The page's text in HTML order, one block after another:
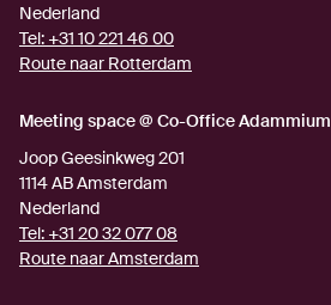
Nederland
Tel: +31 10 221 46 00
Route naar Rotterdam
Meeting space @ Co-Office Adammium
Joop Geesinkweg 201
1114 ABAmsterdam
Nederland
Tel: +31 20 32 077 08
Route naar Amsterdam